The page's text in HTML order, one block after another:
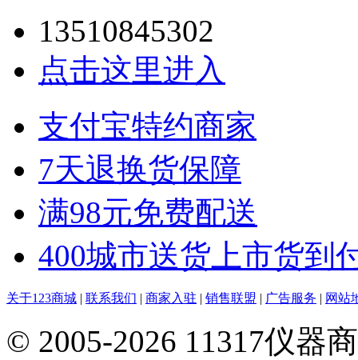
13510845302
点击这里进入
支付宝特约商家
7天退换货保障
满98元免费配送
400城市送货上市货到
关于123商城 | 联系我们 | 商家入驻 | 销售联盟 | 广告服务 | 网站
© 2005-2026 11317仪器